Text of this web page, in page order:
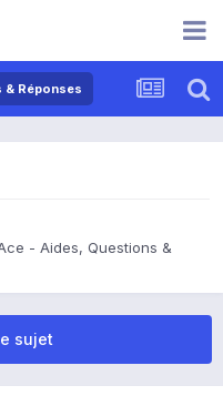
& Réponses
- Aides, Questions &
sujet